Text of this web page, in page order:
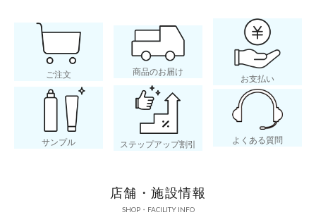
ご注文 商品のお届け
お支払い
サンプル ステップアップ割引 よくある質問
店舗・施設情報
SHOP・FACILITY INFO